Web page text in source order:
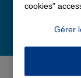
Derniers
cookies"
Gérer